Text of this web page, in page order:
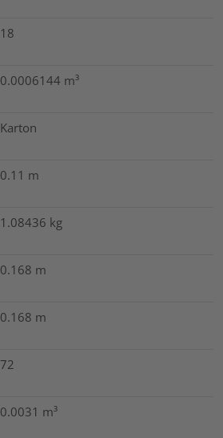
18
0.0006144 m³
Karton
0.11 m
1.08436 kg
0.168 m
0.168 m
72
0.0031 m³